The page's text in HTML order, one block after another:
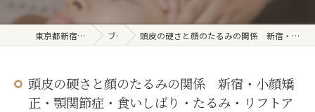
東京都新宿周辺の整体ならailes ブログ 頭皮の硬さと顔のたるみの関係 新宿・小顔矯正・顎関節症・食いしばり・たるみ・リフトアップ
頭皮の硬さと顔のたるみの関係 新宿・小顔矯
正・顎関節症・食いしばり・たるみ・リフトア